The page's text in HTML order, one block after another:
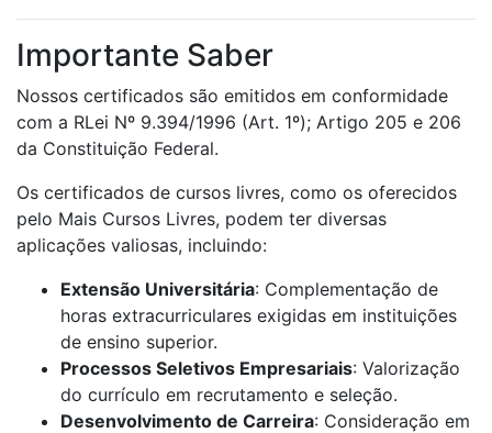
Importante Saber
Nossos certificados são emitidos em conformidade
com a RLei Nº 9.394/1996 (Art. 1º); Artigo 205 e 206
da Constituição Federal.
Os certificados de cursos livres, como os oferecidos
pelo Mais Cursos Livres, podem ter diversas
aplicações valiosas, incluindo:
Extensão Universitária: Complementação de
horas extracurriculares exigidas em instituições
de ensino superior.
Processos Seletivos Empresariais: Valorização
do currículo em recrutamento e seleção.
Desenvolvimento de Carreira: Consideração em